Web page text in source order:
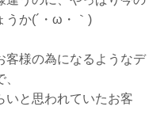
うか(´・ω・｀)
客様の為になるようなデ
いと思われていたお客